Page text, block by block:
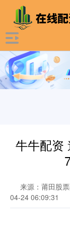
牛牛配资
来源：莆田股
04-24 06:09:31